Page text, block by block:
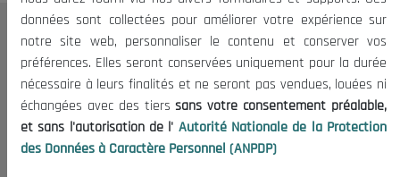
Le CNESE
A Propos
Le président
Organisation
Publications
données sont collectées pour améliorer votre expérience sur
notre site web, personnaliser le contenu et conserver vos
préférences. Elles seront conservées uniquement pour la durée
nécessaire à leurs finalités et ne seront pas vendues, louées ni
échangées avec des tierssans votre consentement préalable,
et sans l'autorisation de l' Autorité Nationale de la Protection
des Données à Caractère Personnel (ANPDP)